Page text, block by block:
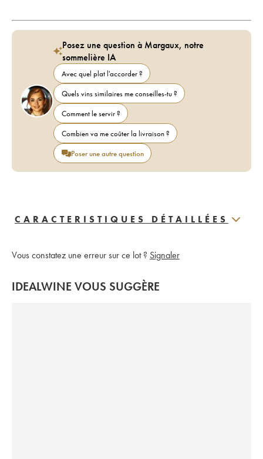
Posez une question à Margaux, notre
sommelière IA
Avec quel plat l'accorder ?
Quels vins similaires me conseilles-tu ?
Comment le servir ?
Combien va me coûter la livraison ?
Poser une autre question
CARACTERISTIQUES DÉTAILLÉES
Vous constatez une erreur sur ce lot ? Signaler
IDEALWINE VOUS SUGGÈRE